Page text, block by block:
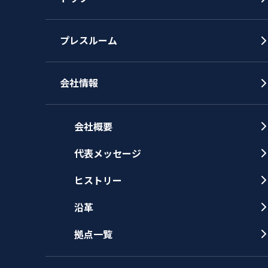
プレスルーム
会社情報
会社概要
代表メッセージ
ヒストリー
沿革
拠点一覧